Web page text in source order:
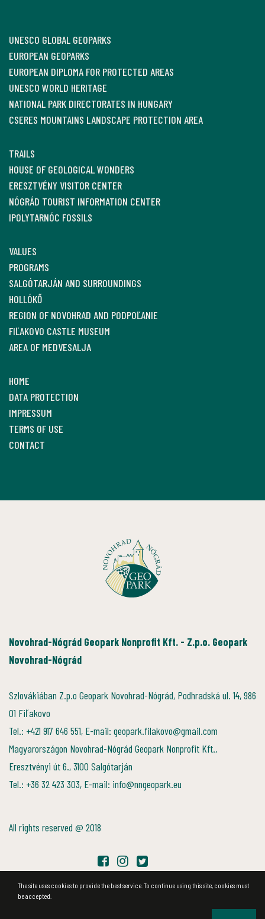
UNESCO GLOBAL GEOPARKS
EUROPEAN GEOPARKS
EUROPEAN DIPLOMA FOR PROTECTED AREAS
UNESCO WORLD HERITAGE
NATIONAL PARK DIRECTORATES IN HUNGARY
CSERES MOUNTAINS LANDSCAPE PROTECTION AREA
TRAILS
HOUSE OF GEOLOGICAL WONDERS
ERESZTVÉNY VISITOR CENTER
NÓGRÁD TOURIST INFORMATION CENTER
IPOLYTARNÓC FOSSILS
VALUES
PROGRAMS
SALGÓTARJÁN AND SURROUNDINGS
HOLLÓKŐ
REGION OF NOVOHRAD AND PODPOĽANIE
FIĽAKOVO CASTLE MUSEUM
AREA OF MEDVESALJA
HOME
DATA PROTECTION
IMPRESSUM
TERMS OF USE
CONTACT
Novohrad-Nógrád Geopark Nonprofit Kft. - Z.p.o. Geopark
Novohrad-Nógrád
Szlovákiában Z.p.o Geopark Novohrad-Nógrád, Podhradská ul. 14, 986
01 Fiľakovo
Tel.: +421 917 646 551, E-mail: geopark.filakovo@gmail.com
Magyarországon Novohrad-Nógrád Geopark Nonprofit Kft.,
Eresztvényi út 6., 3100 Salgótarján
Tel.: +36 32 423 303, E-mail: info@nngeopark.eu
All rights reserved @ 2018
The site uses cookies to provide the best service. To continue using this site, cookies must
be accepted.